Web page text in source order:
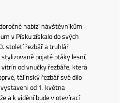
nabízí návštěvníkům
v Písku získalo do svých
století řezbář a truhlář
pojaté ptáky lesní,
od vnučky řezbáře, která
tálínský řezbář své dílo
od 1. května
a k vidění bude v otevírací